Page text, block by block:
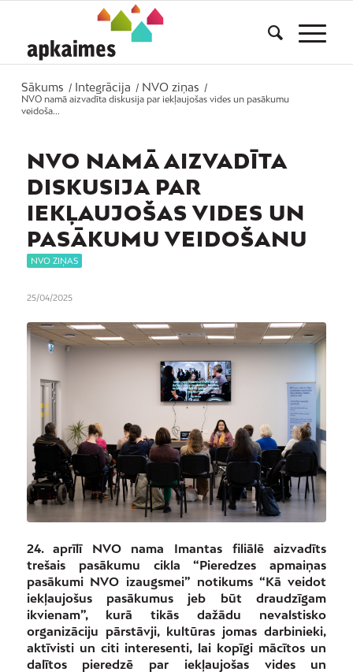
Sākums / Integrācija / NVO ziņas
/
NVO namā aizvadīta diskusija par iekļaujošas vides un pasākumu
veidoša...
NVO NAMĀ AIZVADĪTA
DISKUSIJA PAR
IEKĻAUJOŠAS VIDES UN
PASĀKUMU VEIDOŠANU
NVO ZIŅAS
25/04/2025
24. aprīlī NVO nama Imantas filiālē aizvadīts
trešais pasākumu cikla “Pieredzes apmaiņas
pasākumi NVO izaugsmei” notikums “Kā veidot
iekļaujošus pasākumus jeb būt draudzīgam
ikvienam”, kurā tikās dažādu nevalstisko
organizāciju pārstāvji, kultūras jomas darbinieki,
aktīvisti un citi interesenti, lai kopīgi mācītos un
dalītos pieredzē par iekļaujošas vides un